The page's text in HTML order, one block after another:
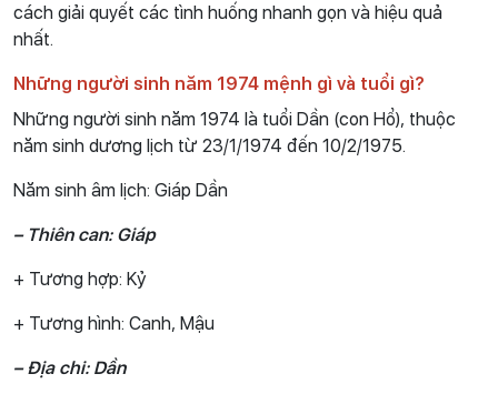
cách giải quyết các tình huống nhanh gọn và hiệu quả
nhất.
Những người sinh năm 1974 mệnh gì và tuổi gì?
Những người sinh năm 1974 là tuổi Dần (con Hổ), thuộc
năm sinh dương lịch từ 23/1/1974 đến 10/2/1975.
Năm sinh âm lịch: Giáp Dần
– Thiên can: Giáp
+ Tương hợp: Kỷ
+ Tương hình: Canh, Mậu
– Địa chi: Dần